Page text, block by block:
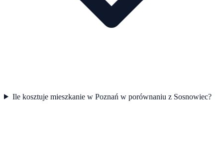
Ile kosztuje mieszkanie w Poznań w porównaniu z Sosnowiec?